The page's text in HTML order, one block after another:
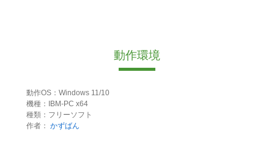
動作環境
動作OS：Windows 11/10
機種：IBM-PC x64
種類：フリーソフト
作者： かずばん